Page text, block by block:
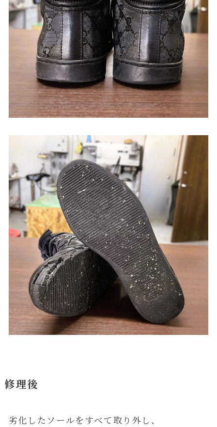
修理後
劣化したソールをすべて取り外し、